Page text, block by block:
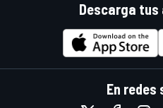
Descarga
En